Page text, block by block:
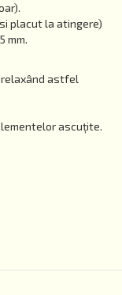
placut la atingere)
mm.
relaxând astfel
ascuțite.